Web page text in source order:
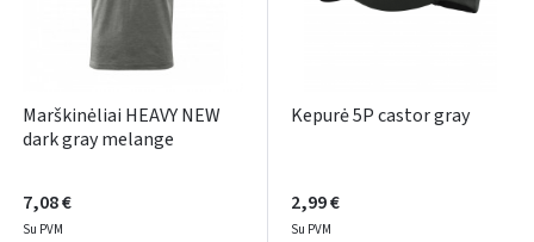
Marškinėliai HEAVY NEW
dark gray melange
7,08 €
Su PVM
Kepurė 5P castor gray
2,99 €
Su PVM